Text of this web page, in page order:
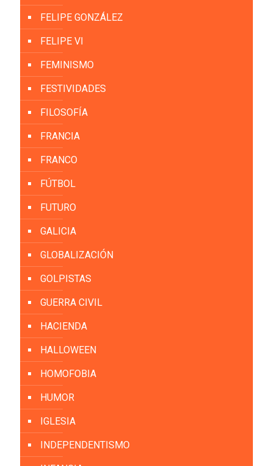
FELIPE GONZÁLEZ
FELIPE VI
FEMINISMO
FESTIVIDADES
FILOSOFÍA
FRANCIA
FRANCO
FÚTBOL
FUTURO
GALICIA
GLOBALIZACIÓN
GOLPISTAS
GUERRA CIVIL
HACIENDA
HALLOWEEN
HOMOFOBIA
HUMOR
IGLESIA
INDEPENDENTISMO